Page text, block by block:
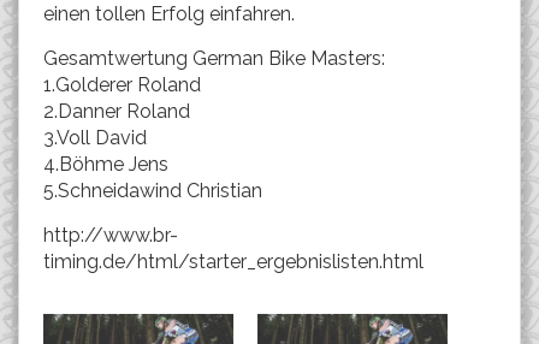
einen tollen Erfolg einfahren.
Gesamtwertung German Bike Masters:
1.Golderer Roland
2.Danner Roland
3.Voll David
4.Böhme Jens
5.Schneidawind Christian
http://www.br-
timing.de/html/starter_ergebnislisten.html